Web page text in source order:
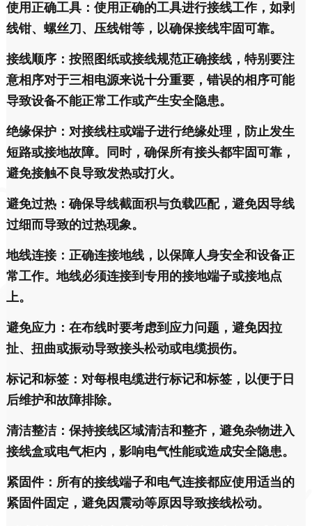
使用正确工具：使用正确的工具进行接线工作，如剥
线钳、螺丝刀、压线钳等，以确保接线牢固可靠。
接线顺序：按照图纸或接线规范正确接线，特别要注
意相序对于三相电源来说十分重要，错误的相序可能
导致设备不能正常工作或产生安全隐患。
绝缘保护：对接线柱或端子进行绝缘处理，防止发生
短路或接地故障。同时，确保所有接头都牢固可靠，
避免接触不良导致发热或打火。
避免过热：确保导线截面积与负载匹配，避免因导线
过细而导致的过热现象。
地线连接：正确连接地线，以保障人身安全和设备正
常工作。地线必须连接到专用的接地端子或接地点
上。
避免应力：在布线时要考虑到应力问题，避免因拉
扯、扭曲或振动导致接头松动或电缆损伤。
标记和标签：对每根电缆进行标记和标签，以便于日
后维护和故障排除。
清洁整洁：保持接线区域清洁和整齐，避免杂物进入
接线盒或电气柜内，影响电气性能或造成安全隐患。
紧固件：所有的接线端子和电气连接都应使用适当的
紧固件固定，避免因震动等原因导致接线松动。